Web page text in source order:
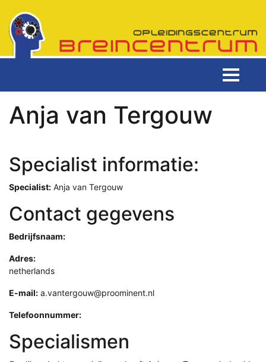
Anja van Tergouw
Specialist informatie:
Specialist: Anja van Tergouw
Contact gegevens
Bedrijfsnaam:
Adres:
netherlands
E-mail: a.vantergouw@proominent.nl
Telefoonnummer:
Specialismen